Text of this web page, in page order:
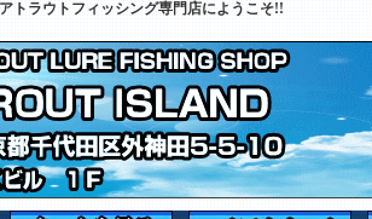
トラウトフィッシング専門店にようこそ!!